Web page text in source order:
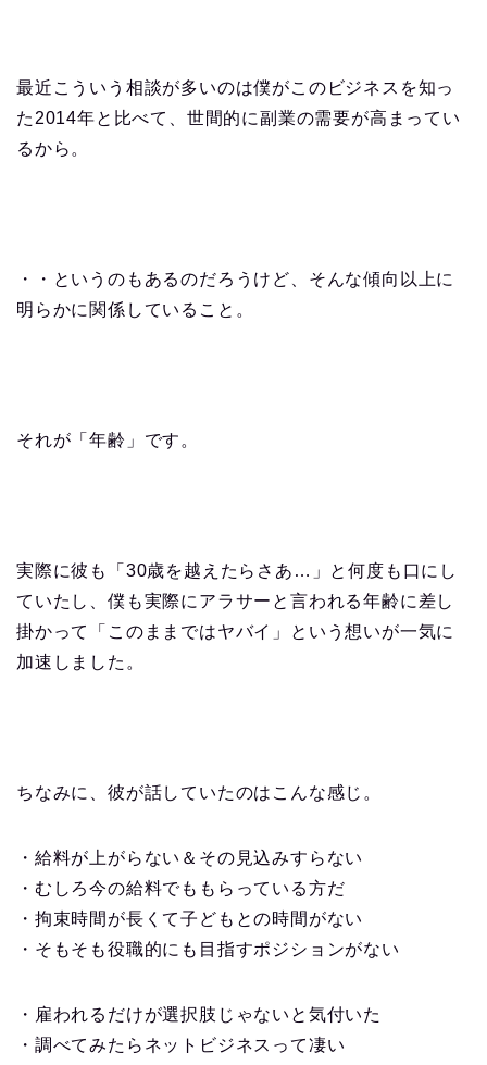
最近こういう相談が多いのは僕がこのビジネスを知っ
た2014年と比べて、世間的に副業の需要が高まってい
るから。
・・というのもあるのだろうけど、そんな傾向以上に
明らかに関係していること。
それが「年齢」です。
実際に彼も「30歳を越えたらさあ…」と何度も口にし
ていたし、僕も実際にアラサーと言われる年齢に差し
掛かって「このままではヤバイ」という想いが一気に
加速しました。
ちなみに、彼が話していたのはこんな感じ。
・給料が上がらない＆その見込みすらない
・むしろ今の給料でももらっている方だ
・拘束時間が長くて子どもとの時間がない
・そもそも役職的にも目指すポジションがない
・雇われるだけが選択肢じゃないと気付いた
・調べてみたらネットビジネスって凄い